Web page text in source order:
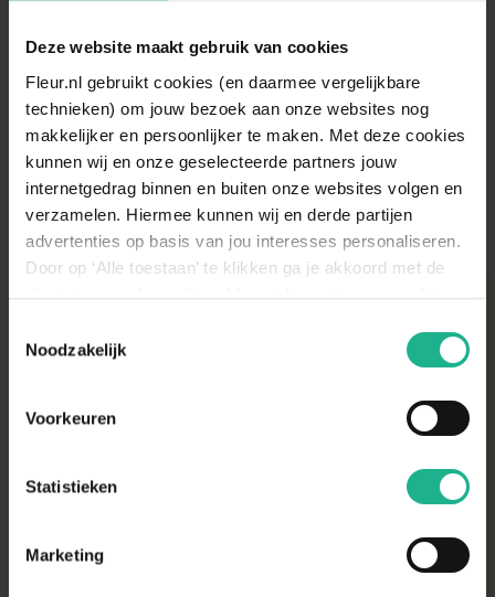
Deze website maakt gebruik van cookies
Fleur.nl gebruikt cookies (en daarmee vergelijkbare
technieken) om jouw bezoek aan onze websites nog
makkelijker en persoonlijker te maken. Met deze cookies
kunnen wij en onze geselecteerde partners jouw
internetgedrag binnen en buiten onze websites volgen en
verzamelen. Hiermee kunnen wij en derde partijen
advertenties op basis van jou interesses personaliseren.
Door op ‘Alle toestaan’ te klikken ga je akkoord met de
decookieverklaring op onze website.
Noodzakelijk
Voorkeuren
Statistieken
Marketing
Klantenservice
Hederahaag water geven
De klimop heeft veel water nodig, geef daarom in de
lente en zomer regelmatig water. Wanneer het erg
dagelijks water geven belanrgijk.
De klimop staat graag op een zonnige of halfschaduw